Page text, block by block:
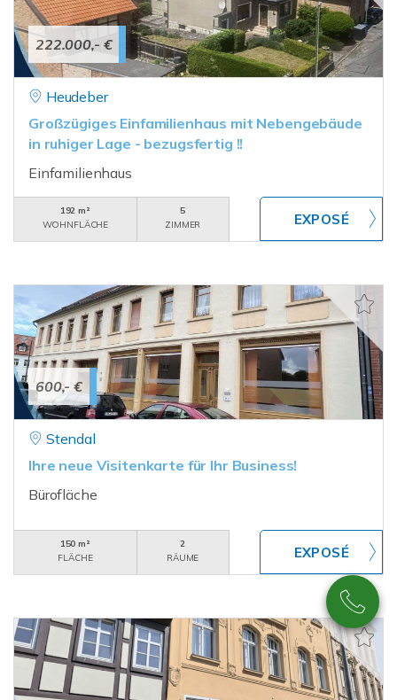
222.000,- €
Heudeber
Großzügiges Einfamilienhaus mit Nebengebäude
in ruhiger Lage - bezugsfertig !!
Einfamilienhaus
192 m²
WOHNFLÄCHE
5
ZIMMER
600,- €
Stendal
Ihre neue Visitenkarte für Ihr Business!
Bürofläche
150 m²
FLÄCHE
2
RÄUME